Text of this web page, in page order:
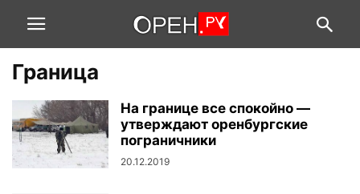
Граница
На границе все спокойно —
утверждают оренбургские
пограничники
20.12.2019